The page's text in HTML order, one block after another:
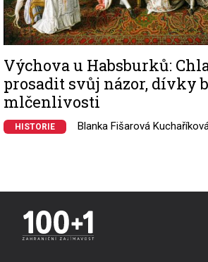
Výchova u Habsburků:
prosadit svůj názor, dívky
mlčenlivosti
HISTORIE Blanka Fišarová